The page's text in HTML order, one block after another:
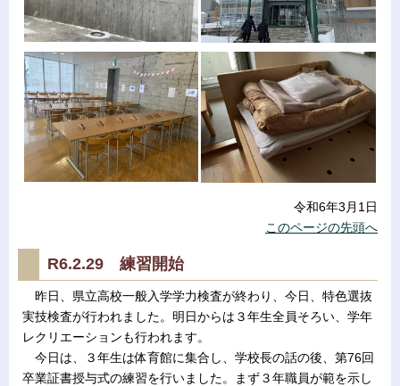
令和6年3月1日
このページの先頭へ
R6.2.29 練習開始
昨日、県立高校一般入学学力検査が終わり、今日、特色選抜
実技検査が行われました。明日からは３年生全員そろい、学年
レクリエーションも行われます。
今日は、３年生は体育館に集合し、学校長の話の後、第76回
卒業証書授与式の練習を行いました。まず３年職員が範を示し